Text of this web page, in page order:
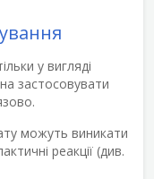
у вигляді
застосовувати
можуть виникати
реакції (див.